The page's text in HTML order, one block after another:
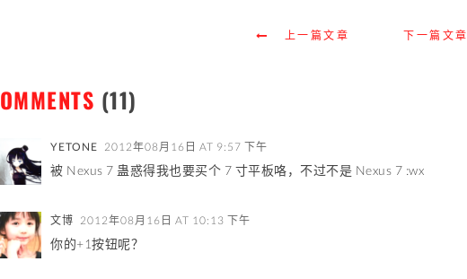
上一篇文章 下一篇文章
(11)
YETONE 2012年08月16日 AT 9:57 下午
被 Nexus 7 蛊惑得我也要买个 7 寸平板咯，不过不是 Nexus 7 :wx
文博 2012年08月16日 AT 10:13 下午
你的+1按钮呢？